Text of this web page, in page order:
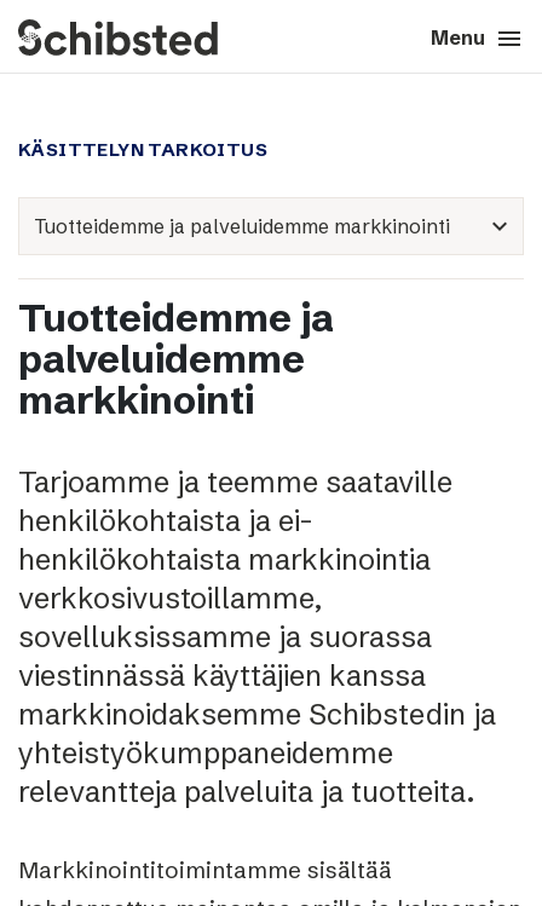
Menu menu
search Close close
expand_more
Tech & AI
Our brands
Press & News
Contact
KÄSITTELYN TARKOITUS
expand_more
Tuotteidemme ja
palveluidemme
markkinointi
Tarjoamme ja teemme saataville
henkilökohtaista ja ei-
henkilökohtaista markkinointia
verkkosivustoillamme,
sovelluksissamme ja suorassa
viestinnässä käyttäjien kanssa
markkinoidaksemme Schibstedin ja
yhteistyökumppaneidemme
relevantteja palveluita ja tuotteita.
Markkinointitoimintamme sisältää